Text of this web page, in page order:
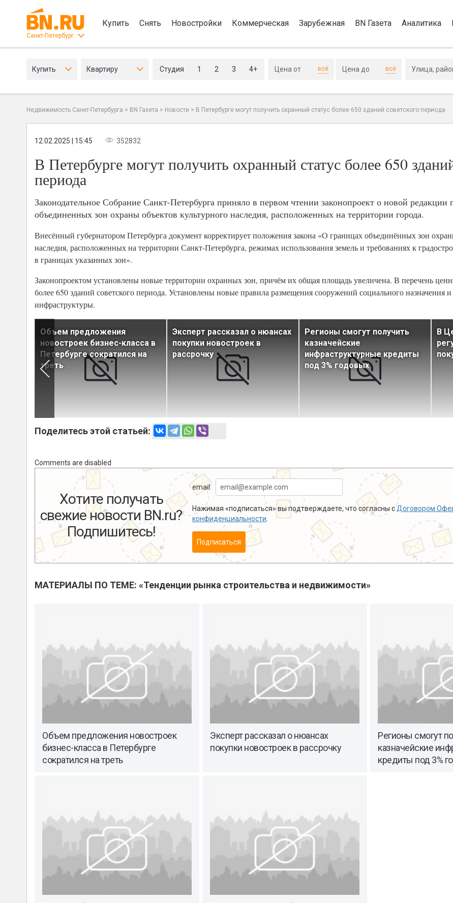
Санкт-Петербург
Купить Снять Новостройки Коммерческая Зарубежная BN Газета Аналитика
Купить Квартиру Студия 1 2 3 4+ всё всё
Недвижимость Санкт-Петербурга > BN Газета > Новости > В Петербурге могут получить охранный статус более 650 зданий советского периода
12.02.2025 | 15:45 352832
В Петербурге могут получить охранный статус более 650
периода
Законодательное Собрание Санкт-Петербурга приняло в первом чтении законопроект о новой редакции
объединенных зон охраны объектов культурного наследия, расположенных на территории города.
Внесённый губернатором Петербурга документ корректирует положения закона «О границах объединённых зон
наследия, расположенных на территории Санкт-Петербурга, режимах использования земель и требованиях к
в границах указанных зон».
Законопроектом установлены новые территории охранных зон, причём их общая площадь увеличена. В перечень
более 650 зданий советского периода. Установлены новые правила размещения сооружений социального назначения
инфраструктуры.
Объем предложения
новостроек бизнес-класса в
Петербурге сократился на
треть
Эксперт рассказал о нюансах
покупки новостроек в
рассрочку
Регионы смогут получить
казначейские
инфраструктурные кредиты
под 3% годовых
В
Поделитесь этой статьей:
Comments are disabled
Хотите получать
свежие новости BN.ru?
Подпишитесь!
email:
Нажимая «подписаться» вы подтверждаете, что согласны с Договором
конфиденциальности
Подписаться
МАТЕРИАЛЫ ПО ТЕМЕ: «Тенденции рынка строительства и недвижимости»
Объем предложения новостроек
бизнес-класса в Петербурге
сократился на треть
Эксперт рассказал о нюансах
покупки новостроек в рассрочку
Регионы смогут
казначейские
кредиты под 3%